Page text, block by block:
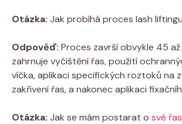
Otázka: Jak probíhá proces lash
Odpověď: Proces završí obvykle 45
zahrnuje vyčištění řas, použití
víčka, aplikaci specifických roztoků na
zakřivení řas, a nakonec aplikaci
Otázka: Jak se mám postarat o své